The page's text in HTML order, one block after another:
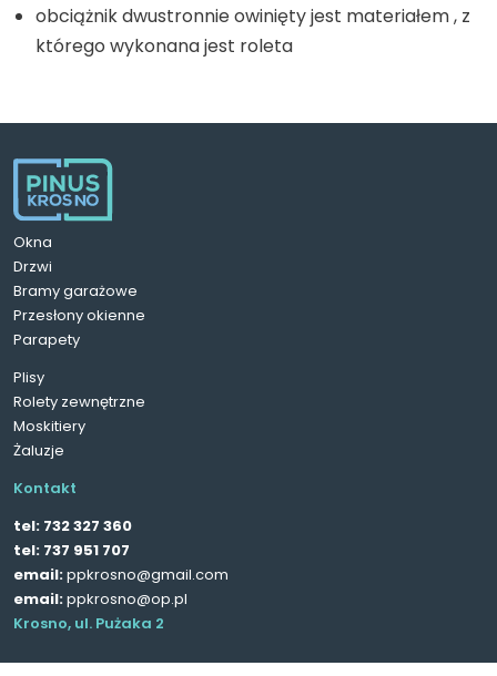
obciążnik dwustronnie owinięty jest materiałem , z
którego wykonana jest roleta
Okna
Drzwi
Bramy garażowe
Przesłony okienne
Parapety
Plisy
Rolety zewnętrzne
Moskitiery
Żaluzje
Kontakt
tel: 732 327 360
tel: 737 951 707
email:ppkrosno@gmail.com
email:ppkrosno@op.pl
Krosno, ul. Pużaka 2